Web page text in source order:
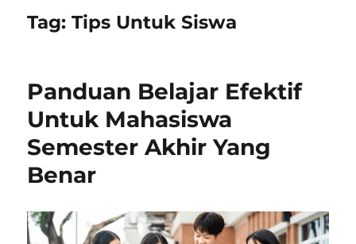
Tag:Tips Untuk Siswa
Panduan Belajar Efektif
Untuk Mahasiswa
Semester Akhir Yang
Benar